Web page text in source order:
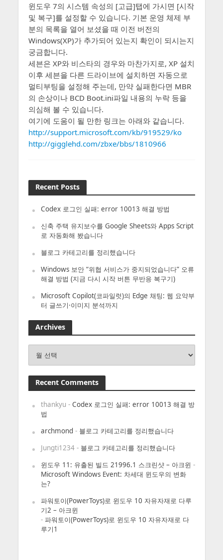
윈도우 7의 시스템 속성의 [고급]탭에 가시면 [시작
및 복구]를 설정할 수 있습니다. 기본 운영 체제 부
분의 목록을 열어 보셨을 때 이전 버전의
Windows(XP)가 추가되어 있는지 확인이 되시는지
궁금합니다.
세븐은 XP와 비스타의 경우와 마찬가지로, XP 설치
이후 세븐을 다른 드라이브에 설치하면 자동으로
멀티부팅을 설정해 주는데, 만약 실패한다면 MBR
의 손상이나 BCD Boot.ini파일 내용의 누락 등을
의심해 볼 수 있습니다.
여기에 도움이 될 만한 링크는 아래와 같습니다.
http://support.microsoft.com/kb/919529/ko
http://gigglehd.com/zbxe/bbs/1810966
Recent Posts
Codex 로그인 실패: error 10013 해결 방법
신축 주택 유지보수를 Google Sheets와 Apps Script
로 자동화해 봤습니다
블로그 카테고리를 정리했습니다
Windows 보안 “위협 서비스가 중지되었습니다” 오류
해결 방법 (지금 다시 시작 버튼 무반응 복구기)
Microsoft Copilot(코파일럿)의 Edge 채팅: 웹 요약부
터 글쓰기·이미지 분석까지
Archives
Recent Comments
thankyu - Codex 로그인 실패: error 10013 해결 방
법
archmond- 블로그 카테고리를 정리했습니다
Jungti1234- 블로그 카테고리를 정리했습니다
윈도우 11: 유출된 빌드 21996.1 스크린샷 – 아크윈 -
Microsoft Windows Event: 차세대 윈도우의 변화
는?
파워토이(PowerToys)로 윈도우 10 자유자재로 다루
기2 – 아크윈
- 파워토이(PowerToys)로 윈도우 10 자유자재로 다
루기1